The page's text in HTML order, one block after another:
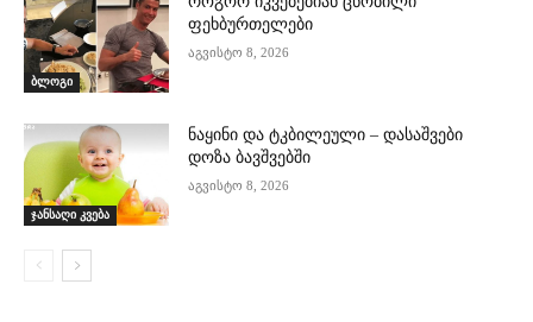
ბლოგი
ფეხბურთელები
აგვისტო 8, 2026
ჯანსაღი კვება
ნაყინი და ტკბილეული – დასაშვები
დოზა ბავშვებში
აგვისტო 8, 2026